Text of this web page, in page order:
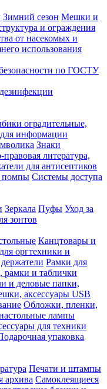
Зимний сезон Мешки и
и ограждения
от насекомых и
использования
по ГОСТУ
оградительные,
информации
Знаки
литература,
для антисептиков
помпы Системы доступа
Зеркала Пуфы Уход за
зонтов
Канцтовары и
оргтехники и
Рамки для
рамки и таблички
и деловые папки,
аксессуары USB
Обложки, пленки,
лампы
для техники
упаковка
Печати и штампы
архива Самоклеящиеся